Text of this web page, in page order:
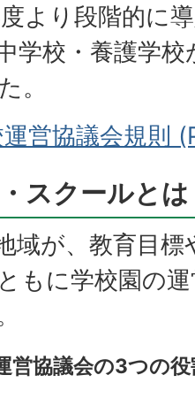
より段階的に
学校・養護学
。
営協議会規則
スクールとは
域が、教育目
もに学校園の
営協議会の3つの役